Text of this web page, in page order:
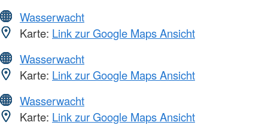
Wasserwacht
Karte: Link zur Google Maps Ansicht
Wasserwacht
Karte: Link zur Google Maps Ansicht
Wasserwacht
Karte: Link zur Google Maps Ansicht